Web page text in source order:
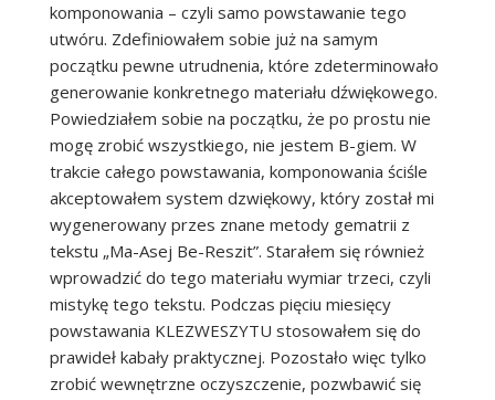
komponowania – czyli samo powstawanie tego
utwóru. Zdefiniowałem sobie już na samym
początku pewne utrudnenia, które zdeterminowało
generowanie konkretnego materiału dźwiękowego.
Powiedziałem sobie na początku, że po prostu nie
mogę zrobić wszystkiego, nie jestem B-giem. W
trakcie całego powstawania, komponowania ściśle
akceptowałem system dzwiękowy, który został mi
wygenerowany przes znane metody gematrii z
tekstu „Ma-Asej Be-Reszit”. Starałem się również
wprowadzić do tego materiału wymiar trzeci, czyli
mistykę tego tekstu. Podczas pięciu miesięcy
powstawania KLEZWESZYTU stosowałem się do
prawideł kabały praktycznej. Pozostało więc tylko
zrobić wewnętrzne oczyszczenie, pozwbawić się